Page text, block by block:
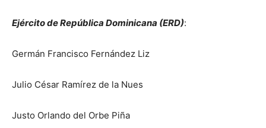
Ejército de República Dominicana (ERD):
Germán Francisco Fernández Liz
Julio César Ramírez de la Nues
Justo Orlando del Orbe Piña